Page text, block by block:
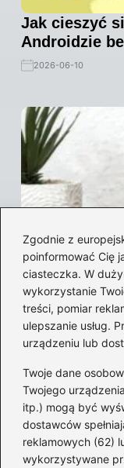
Zgodnie z
poinformować Cię
ciasteczka. W
wykorzystanie
treści, pomiar
ulepszanie usług.
urządzeniu lub
Twoje dane
Twojego
itp.) mogą być
dostawców
reklamowych (62)
wykorzystywane
Jak cieszyć
Androidzie
2026-06-10
Wybór
SSD
wydajność?
2026-06-06